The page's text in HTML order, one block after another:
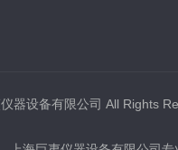
仪器设备有限公司 All Rights